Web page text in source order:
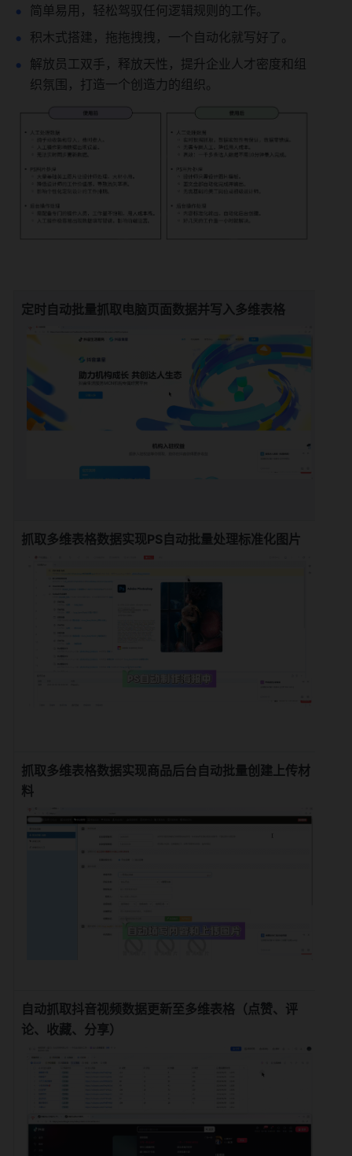
简单易用，轻松驾驭任何逻辑规则的工作。
积木式搭建，拖拖拽拽，一个自动化就写好了。
解放员工双手，释放天性，提升企业人才密度和组
织氛围，打造一个创造力的组织。
定时自动批量抓取电脑页面数据并写入多维表格
抓取多维表格数据实现PS自动批量处理标准化图片
抓取多维表格数据实现商品后台自动批量创建上传材
料
自动抓取抖音视频数据更新至多维表格（点赞、评
论、收藏、分享）